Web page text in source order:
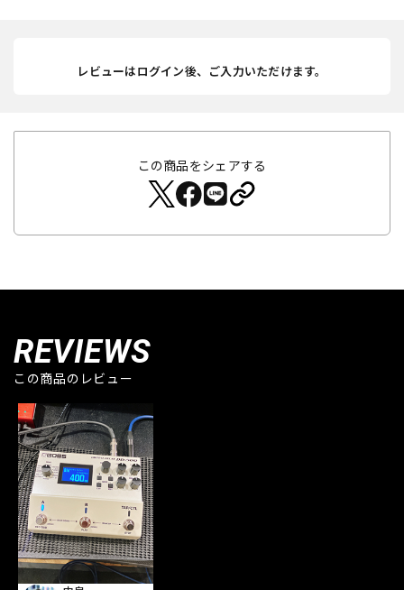
レビューはログイン後、ご入力いただけます。
この商品をシェアする
REVIEWS
この商品のレビュー